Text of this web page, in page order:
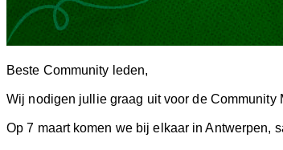
Beste Community leden,
Wij nodigen jullie graag uit voor de Community
Op 7 maart komen we bij elkaar in Antwerpen,